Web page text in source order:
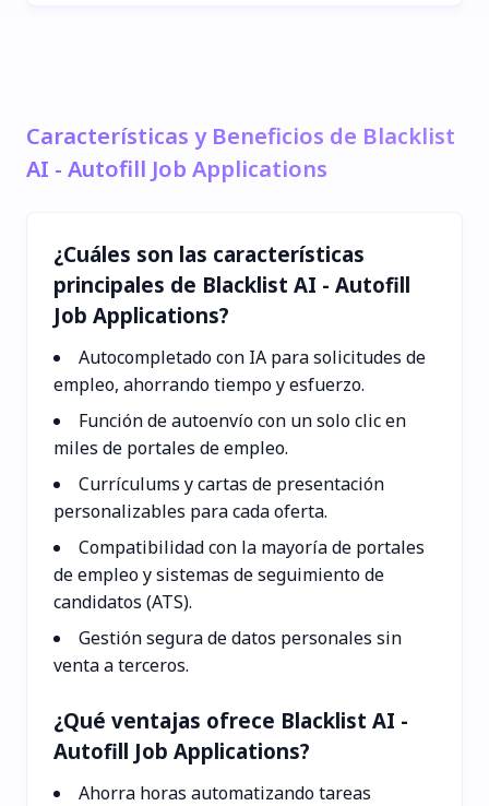
Características y Beneficios de Blacklist
AI - Autofill Job Applications
¿Cuáles son las características
principales de Blacklist AI - Autofill
Job Applications?
Autocompletado con IA para solicitudes de
empleo, ahorrando tiempo y esfuerzo.
Función de autoenvío con un solo clic en
miles de portales de empleo.
Currículums y cartas de presentación
personalizables para cada oferta.
Compatibilidad con la mayoría de portales
de empleo y sistemas de seguimiento de
candidatos (ATS).
Gestión segura de datos personales sin
venta a terceros.
¿Qué ventajas ofrece Blacklist AI -
Autofill Job Applications?
Ahorra horas automatizando tareas